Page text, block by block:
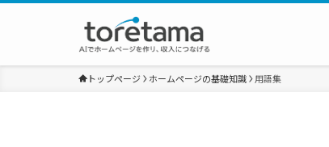
トップページ ホームページの基礎知識 用語集